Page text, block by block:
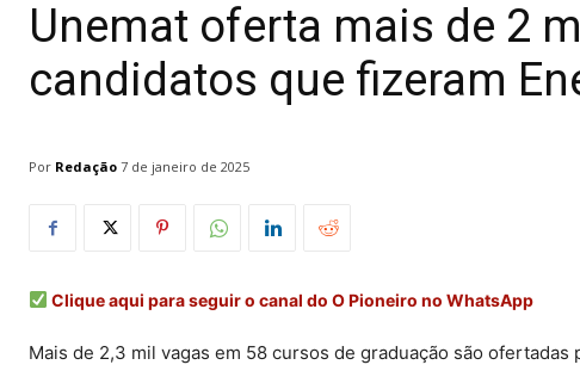
Unemat oferta mais de 2
candidatos que fizeram
Por Redação 7 de janeiro de 2025
Clique aqui para seguir o canal do O Pioneiro no WhatsApp
Mais de 2,3 mil vagas em 58 cursos de graduação são